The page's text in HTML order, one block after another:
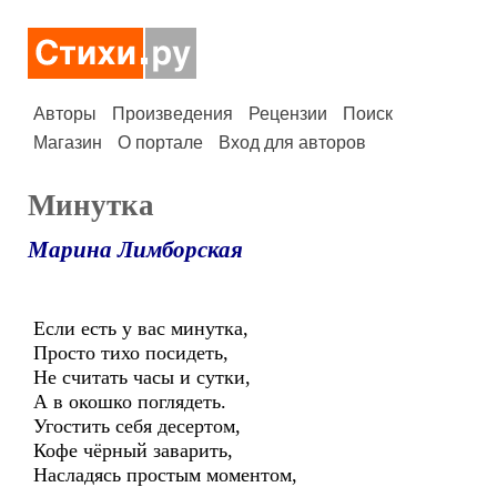
Авторы Произведения Рецензии
Поиск
Магазин
О портале Вход для авторов
Минутка
Марина Лимборская
Если есть у вас минутка,
Просто тихо посидеть,
Не считать часы и сутки,
А в окошко поглядеть.
Угостить себя десертом,
Кофе чёрный заварить,
Насладясь простым моментом,